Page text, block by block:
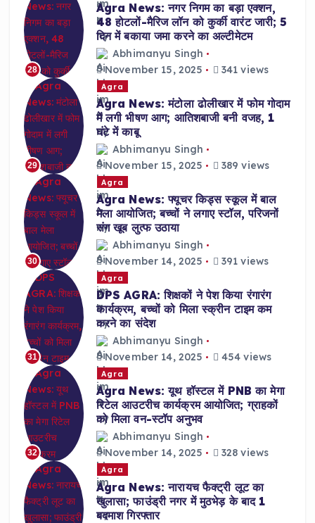
28
Agra News: नगर निगम का बड़ा एक्शन,
48 होटलों-मैरिज लॉन को कुर्की वारंट जारी; 5
दिन में बकाया जमा करने का अल्टीमेटम
Abhimanyu Singh
November 15, 2025
341 views
29
Agra
Agra News: मंटोला ढोलीखार में फोम गोदाम
में लगी भीषण आग; आतिशबाजी बनी वजह, 1
घंटे में काबू
Abhimanyu Singh
November 15, 2025
389 views
30
Agra
Agra News: फ्यूचर किड्स स्कूल में बाल
मेला आयोजित; बच्चों ने लगाए स्टॉल, परिजनों
संग खूब लुत्फ उठाया
Abhimanyu Singh
November 14, 2025
391 views
31
Agra
DPS AGRA: शिक्षकों ने पेश किया रंगारंग
कार्यक्रम, बच्चों को मिला स्क्रीन टाइम कम
करने का संदेश
Abhimanyu Singh
November 14, 2025
454 views
32
Agra
Agra News: यूथ हॉस्टल में PNB का मेगा
रिटेल आउटरीच कार्यक्रम आयोजित; ग्राहकों
को मिला वन-स्टॉप अनुभव
Abhimanyu Singh
November 14, 2025
328 views
Agra
Agra News: नारायच फैक्ट्री लूट का
खुलासा; फाउंड्री नगर में मुठभेड़ के बाद 1
बदमाश गिरफ्तार